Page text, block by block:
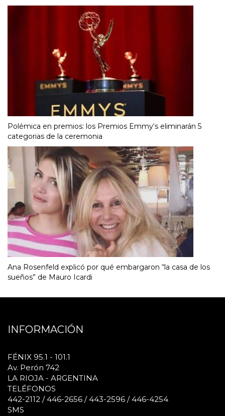
Polémica en premios: los Premios Emmy‘s eliminarán 5
categorias de la ceremonia
Ana Rosenfeld explicó por qué embargaron “la casa de los
sueños” de Mauro Icardi
INFORMACIÓN
FÉNIX 95.1 - 101.1
Av. Perón 742
LA RIOJA - ARGENTINA
TELÉFONOS
442-2112 / 446-2656 / 443-2596 / 446-4254
SMS